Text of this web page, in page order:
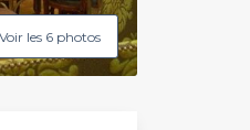
Voir les 6 photos